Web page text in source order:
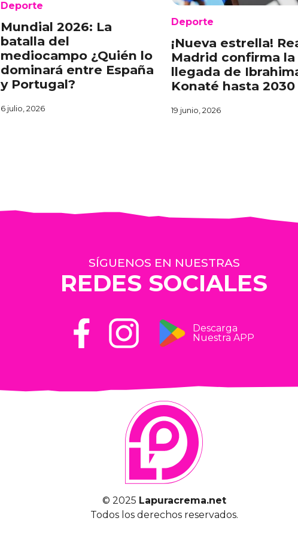
Deporte
Mundial 2026: La
batalla del
mediocampo ¿Quién lo
dominará entre España
y Portugal?
6 julio, 2026
Deporte
¡Nueva estrella!
Madrid confirma la
llegada de
Konaté hasta 2030
19 junio, 2026
SÍGUENOS EN NUESTRAS
REDES SOCIALES
Descarga
Nuestra APP
© 2025 Lapuracrema.net
Todos los derechos reservados.